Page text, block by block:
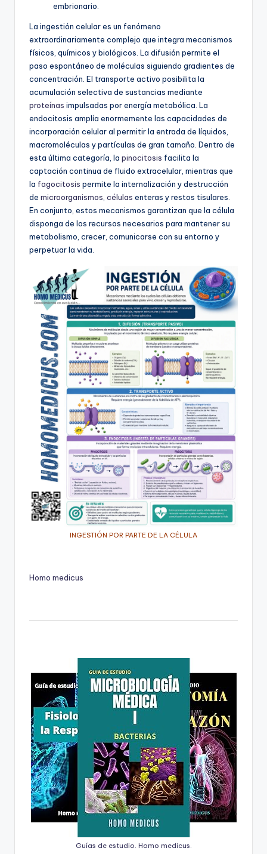
embrionario.
La ingestión celular es un fenómeno
extraordinariamente complejo que integra mecanismos
físicos, químicos y biológicos. La difusión permite el
paso espontáneo de moléculas siguiendo gradientes de
concentración. El transporte activo posibilita la
acumulación selectiva de sustancias mediante
proteínas impulsadas por energía metabólica. La
endocitosis amplía enormemente las capacidades de
incorporación celular al permitir la entrada de líquidos,
macromoléculas y partículas de gran tamaño. Dentro de
esta última categoría, la pinocitosis facilita la
captación continua de fluido extracelular, mientras que
la fagocitosis permite la internalización y destrucción
de microorganismos células enteras y restos tisulares.
En conjunto, estos mecanismos garantizan que la célula
disponga de los recursos necesarios para mantener su
metabolismo, crecer, comunicarse con su entorno y
perpetuar la vida.
INGESTIÓN POR PARTE DE LA CÉLULA
Homo medicus
Guías de estudio. Homo medicus.